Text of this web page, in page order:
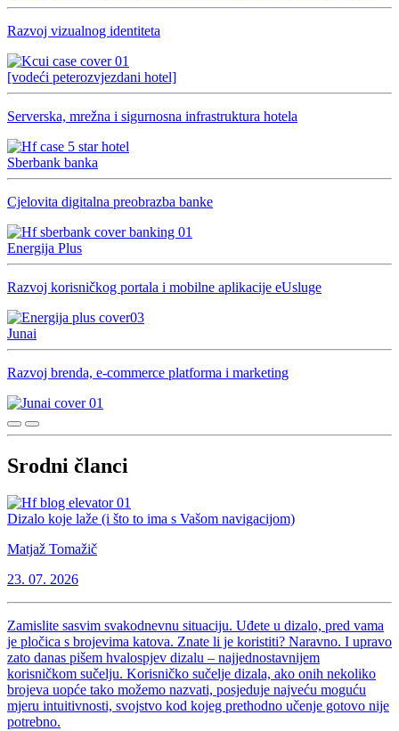
Razvoj vizualnog identiteta
[vodeći peterozvjezdani hotel]
Serverska, mrežna i sigurnosna infrastruktura hotela
Sberbank banka
Cjelovita digitalna preobrazba banke
Energija Plus
Razvoj korisničkog portala i mobilne aplikacije eUsluge
Junai
Razvoj brenda, e-commerce platforma i marketing
Srodni članci
Dizalo koje laže (i što to ima s Vašom navigacijom)
Matjaž Tomažič
23. 07. 2026
Zamislite sasvim svakodnevnu situaciju. Uđete u dizalo, pred vama
je pločica s brojevima katova. Znate li je koristiti? Naravno. I upravo
zato danas pišem hvalospjev dizalu – najjednostavnijem
korisničkom sučelju. Korisničko sučelje dizala, ako onih nekoliko
brojeva uopće tako možemo nazvati, posjeduje najveću moguću
mjeru intuitivnosti, svojstvo kod kojeg prethodno učenje gotovo nije
potrebno.